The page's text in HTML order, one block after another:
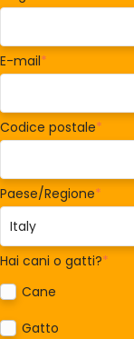
E-mail*
Codice postale*
Paese/Regione*
Hai cani o gatti?*
Cane
Gatto